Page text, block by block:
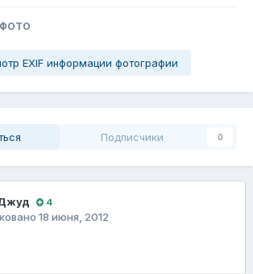
EXIF информации фотографии
Подписчики 0
4
18 июня, 2012